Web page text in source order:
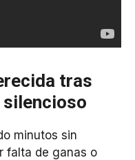
tras
silencioso
minutos sin
falta de ganas o